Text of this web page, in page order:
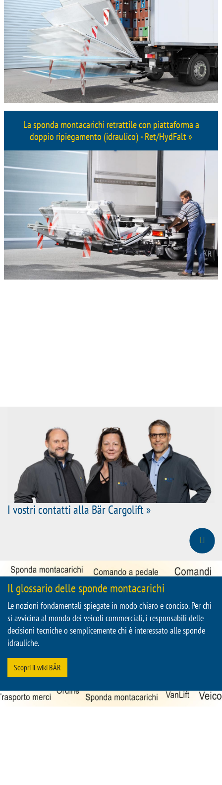
La sponda montacarichi retrattile con piattaforma a
doppio ripiegamento (idraulico) - Ret/HydFalt »
I vostri contatti alla Bär Cargolift »
Il glossario delle sponde montacarichi
Le nozioni fondamentali spiegate in modo chiaro e conciso. Per chi
si avvicina al mondo dei veicoli commerciali, i responsabili delle
decisioni tecniche o semplicemente chi è interessato alle sponde
idrauliche.
Scopri il wiki BÄR